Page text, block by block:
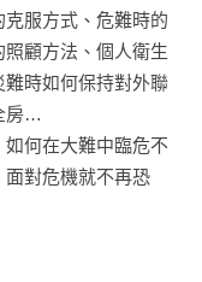
服方式、危難時的
顧方法、個人衛生
時如何保持對外聯
房…
何在大難中臨危不
對危機就不再恐